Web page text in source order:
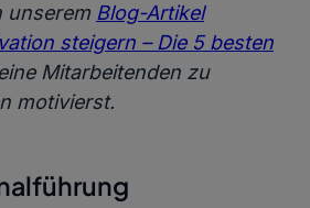
unserem Blog-Artikel
steigern – Die 5 besten
Mitarbeitenden zu
motivierst.